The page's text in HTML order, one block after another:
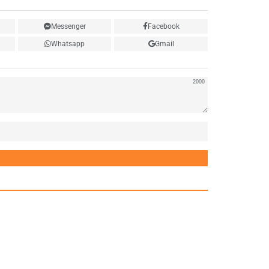
Messenger Facebook
Whatsapp Gmail
2000